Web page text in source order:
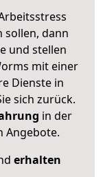
sollen, dann
und stellen
mit einer
Dienste in
sich zurück.
in der
Angebote.
erhalten